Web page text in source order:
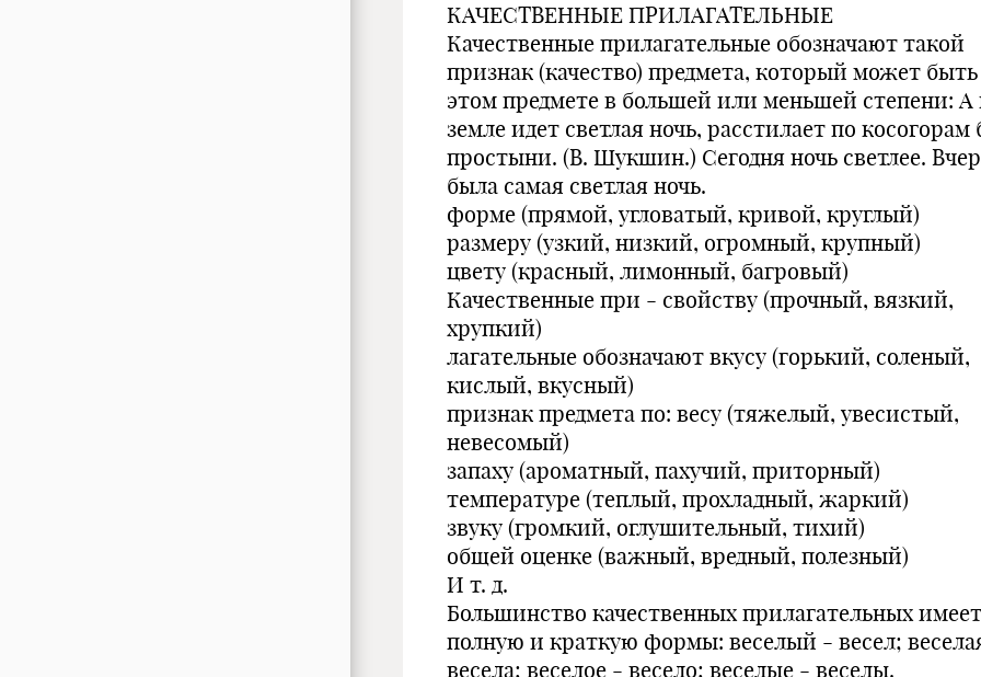
КАЧЕСТВЕННЫЕ ПРИЛАГАТЕЛЬНЫЕ
Качественные прилагательные обозначают такой
признак (качество) предмета, который может быть
этом предмете в большей или меньшей степени: А
земле идет светлая ночь, расстилает по косогорам
простыни. (В. Шукшин.) Сегодня ночь светлее.
была самая светлая ночь.
форме (прямой, угловатый, кривой, круглый)
размеру (узкий, низкий, огромный, крупный)
цвету (красный, лимонный, багровый)
Качественные при - свойству (прочный, вязкий,
хрупкий)
лагательные обозначают вкусу (горький, соленый,
кислый, вкусный)
признак предмета по: весу (тяжелый, увесистый,
невесомый)
запаху (ароматный, пахучий, приторный)
температуре (теплый, прохладный, жаркий)
звуку (громкий, оглушительный, тихий)
общей оценке (важный, вредный, полезный)
И т. д.
Большинство качественных прилагательных имеет
полную и краткую формы: веселый - весел;
весела; веселое - весело; веселые - веселы.